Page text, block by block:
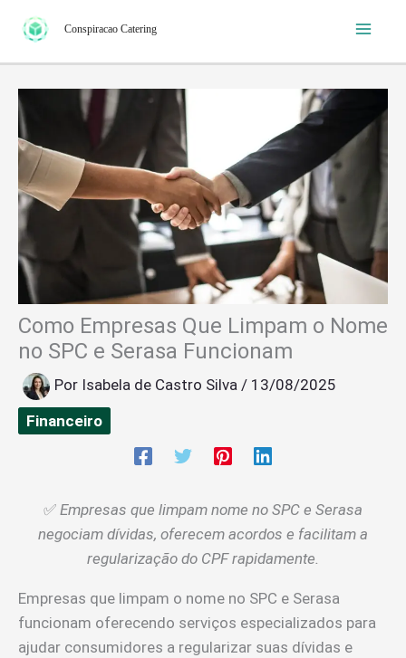
para
o
conteúdo
Conspiracao Catering
Como Empresas Que Limpam o Nome
no SPC e Serasa Funcionam
Por Isabela de Castro Silva / 13/08/2025
Financeiro
✅ Empresas que limpam nome no SPC e Serasa
negociam dívidas, oferecem acordos e facilitam a
regularização do CPF rapidamente.
Empresas que limpam o nome no SPC e Serasa
funcionam oferecendo serviços especializados para
ajudar consumidores a regularizar suas dívidas e